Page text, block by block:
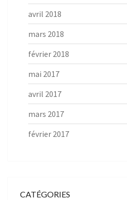
avril 2018
mars 2018
février 2018
mai 2017
avril 2017
mars 2017
février 2017
CATÉGORIES